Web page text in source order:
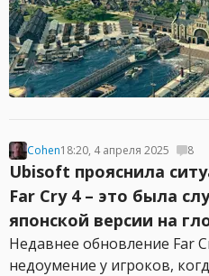
Cohen18:20, 4 апреля 2025 8
Ubisoft прояснила
Far Cry 4 – это была
японской версии на
Недавнее обновление Far
недоумение у игроков,